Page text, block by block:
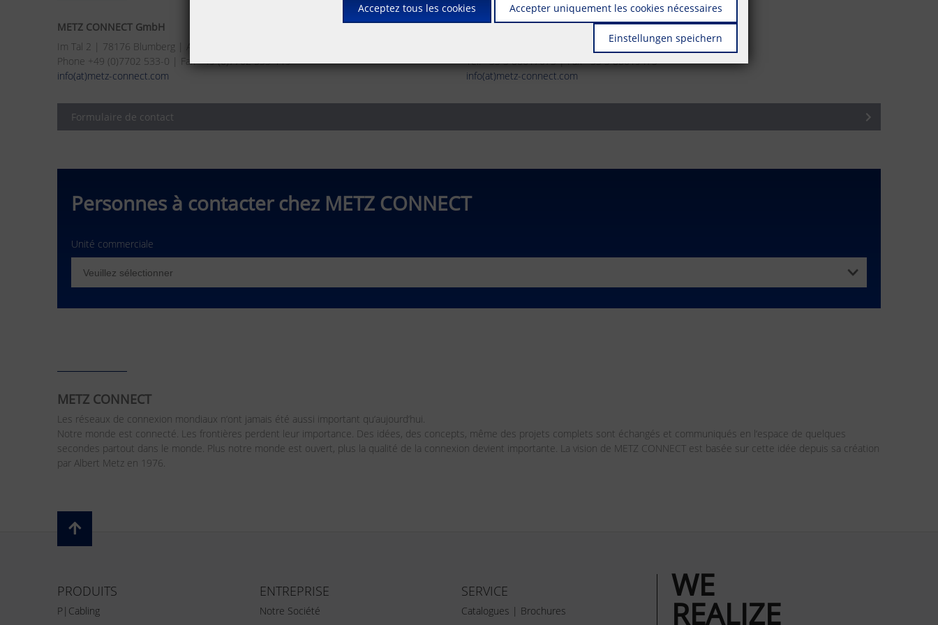
METZ CONNECT GmbH
Im Tal 2 | 78176 Blumberg | Allemagne
Phone +49 (0)7702 533-0 | Fax +49 (0)7702 533-119
info(at)metz-connect.com
METZ CONNECT France SAS
28, Rue Schweighaeuser | 67000 Strasbourg | France
Tél. +33 3 88617073 | Fax +33 3 88619473
info(at)metz-connect.com
Formulaire de contact
Personnes à contacter chez METZ CONNECT
Unité commerciale
METZ CONNECT
Les réseaux de connexion mondiaux n‘ont jamais été aussi important qu‘aujourd‘hui.
Notre monde est connecté. Les frontières perdent leur importance. Des idées, des concepts, même des projets complets sont échangés et communiqués en l‘espace de quelques
secondes partout dans le monde. Plus notre monde est ouvert, plus la qualité de la connexion devient importante. La vision de METZ CONNECT est basée sur cette idée depuis sa création
par Albert Metz en 1976.
PRODUITS
P|Cabling
ENTREPRISE
Notre Société
SERVICE
Catalogues | Brochures
WE
REALIZE
Acceptez tous les cookies Accepter uniquement les cookies nécessaires
Einstellungen speichern